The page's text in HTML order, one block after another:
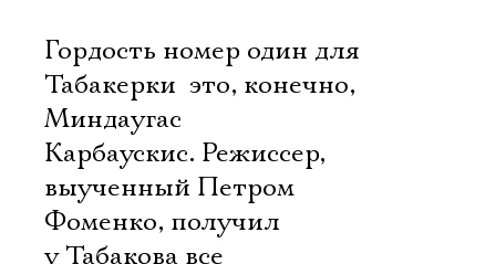
Гордость номер один для
Табакерки  это, конечно,
Миндаугас
Карбаускис. Режиссер,
выученный Петром
Фоменко, получил
у Табакова все